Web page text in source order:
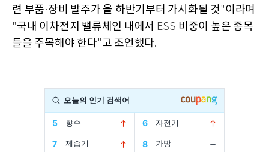
련 부품·장비 발주가 올 하반기부터 가시화될 것"이라며
"국내 이차전지 밸류체인 내에서 ESS 비중이 높은 종목
들을 주목해야 한다"고 조언했다.